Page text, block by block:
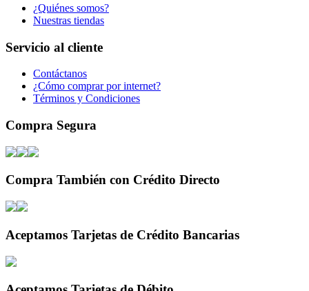
¿Quiénes somos?
Nuestras tiendas
Servicio al cliente
Contáctanos
¿Cómo comprar por internet?
Términos y Condiciones
Compra Segura
Compra También con Crédito Directo
Aceptamos Tarjetas de Crédito Bancarias